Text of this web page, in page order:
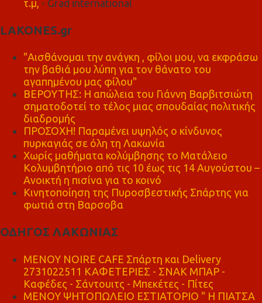
τ.μ, - Grad international
LAKONES.gr
"Αισθάνομαι την ανάγκη , φίλοι μου, να εκφράσω
την βαθιά μου λύπη για τον θάνατο του
αγαπημένου μας φίλου"
ΒΕΡΟΥΤΗΣ: Η απώλεια του Γιάννη Βαρβιτσιώτη
σηματοδοτεί το τέλος μιας σπουδαίας πολιτικής
διαδρομής
ΠΡΟΣΟΧΗ! Παραμένει υψηλός ο κίνδυνος
πυρκαγιάς σε όλη τη Λακωνία
Χωρίς μαθήματα κολύμβησης το Ματάλειο
Κολυμβητήριο από τις 10 έως τις 14 Αυγούστου –
Ανοικτή η πισίνα για το κοινό
Κινητοποίηση της Πυροσβεστικής Σπάρτης για
φωτιά στη Βαρσοβα
ΟΔΗΓΟΣ ΛΑΚΩΝΙΑΣ
MENOY NOIRE CAFE Σπάρτη και Delivery
2731022511 ΚΑΦΕΤΕΡΙΕΣ - ΣΝΑΚ ΜΠΑΡ -
Καφέδες - Σάντουιτς - Μπεκέτες - Πίτες
ΜΕΝΟΥ ΨΗΤΟΠΩΛΕΙΟ ΕΣΤΙΑΤΟΡΙΟ " Η ΠΙΑΤΣΑ